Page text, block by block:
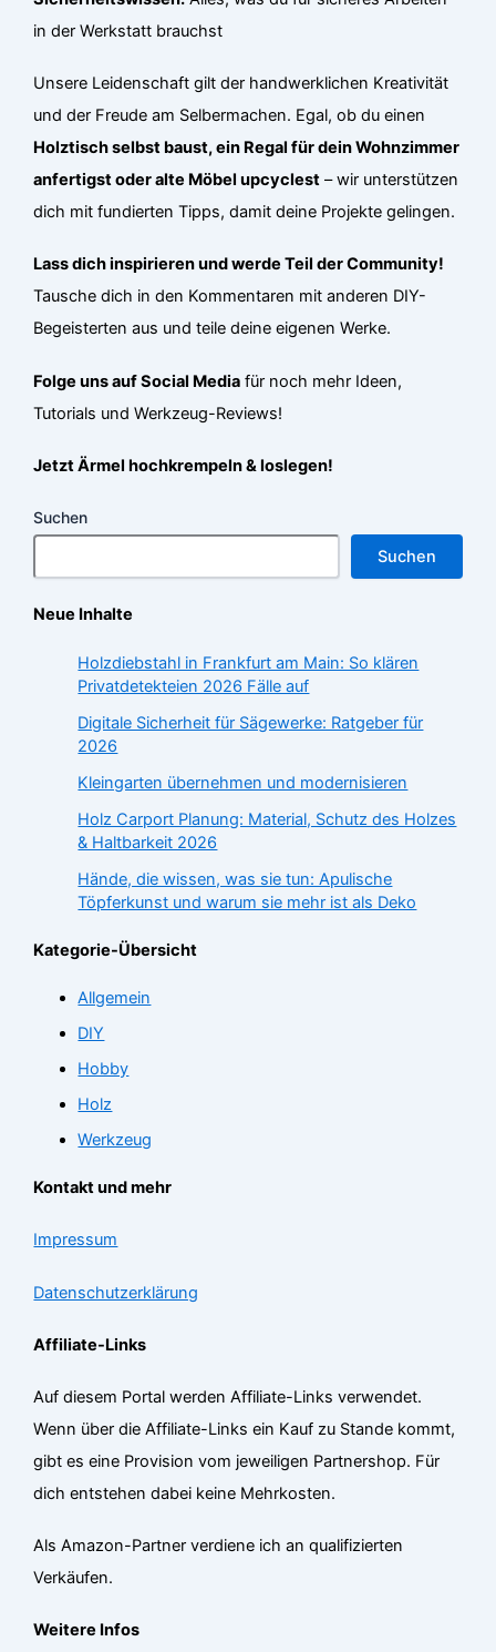
in der Werkstatt brauchst
Unsere Leidenschaft gilt der handwerklichen Kreativität
und der Freude am Selbermachen. Egal, ob du einen
Holztisch selbst baust, ein Regal für dein Wohnzimmer
anfertigst oder alte Möbel upcyclest – wir unterstützen
dich mit fundierten Tipps, damit deine Projekte gelingen.
Lass dich inspirieren und werde Teil der Community!
Tausche dich in den Kommentaren mit anderen DIY-
Begeisterten aus und teile deine eigenen Werke.
Folge uns auf Social Media für noch mehr Ideen,
Tutorials und Werkzeug-Reviews!
Jetzt Ärmel hochkrempeln & loslegen!
Suchen
Suchen
Neue Inhalte
Holzdiebstahl in Frankfurt am Main: So klären
Privatdetekteien 2026 Fälle auf
Digitale Sicherheit für Sägewerke: Ratgeber für
2026
Kleingarten übernehmen und modernisieren
Holz Carport Planung: Material, Schutz des Holzes
& Haltbarkeit 2026
Hände, die wissen, was sie tun: Apulische
Töpferkunst und warum sie mehr ist als Deko
Kategorie-Übersicht
Allgemein
DIY
Hobby
Holz
Werkzeug
Kontakt und mehr
Impressum
Datenschutzerklärung
Affiliate-Links
Auf diesem Portal werden Affiliate-Links verwendet.
Wenn über die Affiliate-Links ein Kauf zu Stande kommt,
gibt es eine Provision vom jeweiligen Partnershop. Für
dich entstehen dabei keine Mehrkosten.
Als Amazon-Partner verdiene ich an qualifizierten
Verkäufen.
Weitere Infos